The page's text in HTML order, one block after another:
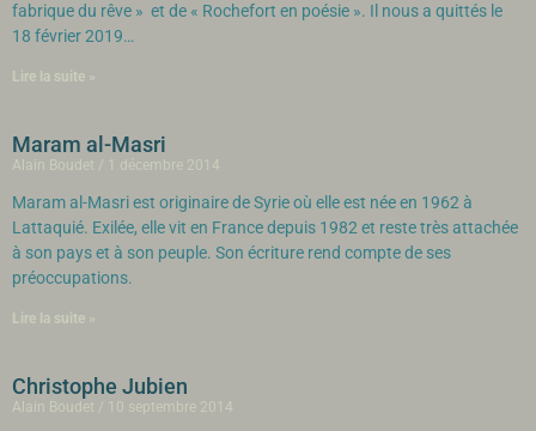
fabrique du rêve » et de « Rochefort en poésie ». Il nous a quittés le
18 février 2019…
Lire la suite »
Maram al-Masri
Alain Boudet 1 décembre 2014
Maram al-Masri est originaire de Syrie où elle est née en 1962 à
Lattaquié. Exilée, elle vit en France depuis 1982 et reste très attachée
à son pays et à son peuple. Son écriture rend compte de ses
préoccupations.
Lire la suite »
Christophe Jubien
Alain Boudet 10 septembre 2014